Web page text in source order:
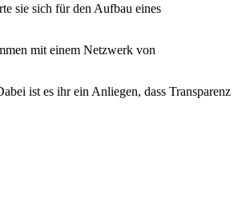
sie sich für den Aufbau eines
mit einem Netzwerk von
ist es ihr ein Anliegen, dass Transparenz